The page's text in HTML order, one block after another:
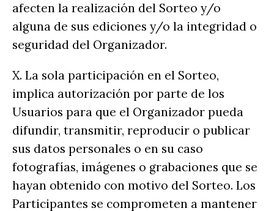
afecten la realización del Sorteo y/o
alguna de sus ediciones y/o la integridad o
seguridad del Organizador.
X. La sola participación en el Sorteo,
implica autorización por parte de los
Usuarios para que el Organizador pueda
difundir, transmitir, reproducir o publicar
sus datos personales o en su caso
fotografías, imágenes o grabaciones que se
hayan obtenido con motivo del Sorteo. Los
Participantes se comprometen a mantener